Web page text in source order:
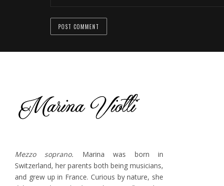
Mezzo soprano. Marina was born in
Switzerland, her parents both being musicians,
and grew up in France. Curious by nature, she